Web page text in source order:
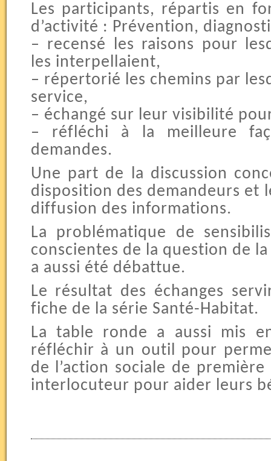
Les participants, répartis en
d’activité : Prévention,
– recensé les raisons pour
les interpellaient,
– répertorié les chemins par
service,
– échangé sur leur visibilité
– réfléchi à la meilleure
demandes.
Une part de la discussion
disposition des demandeurs et
diffusion des informations.
La problématique de
conscientes de la question de
a aussi été débattue.
Le résultat des échanges
fiche de la série Santé-Habitat.
La table ronde a aussi mis
réfléchir à un outil pour
de l’action sociale de
interlocuteur pour aider leurs